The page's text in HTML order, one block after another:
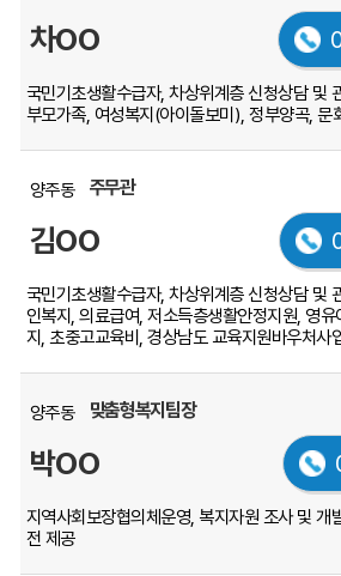
차OO
국민기초생활수급자, 차상위계층 신청상담 및
부모가족, 여성복지(아이돌보미), 정부양곡, 문
양주동 주무관
김OO
국민기초생활수급자, 차상위계층 신청상담 및
인복지, 의료급여, 저소득층생활안정지원, 영
지, 초중고교육비, 경상남도 교육지원바우처사
양주동 맞춤형복지팀장
박OO
지역사회보장협의체운영, 복지자원 조사 및 개
전 제공